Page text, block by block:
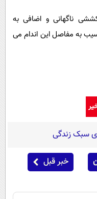
ناگهانی و اضافی به
به مفاصل این اندام می
سبک زندگی
خبر قبل